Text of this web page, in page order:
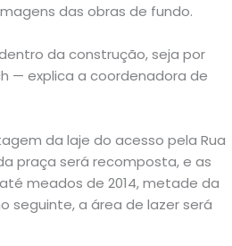
das obras de fundo.
da construção, seja por
— explica a coordenadora de
da laje do acesso pela Rua
praça será recomposta, e as
meados de 2014, metade da
seguinte, a área de lazer será